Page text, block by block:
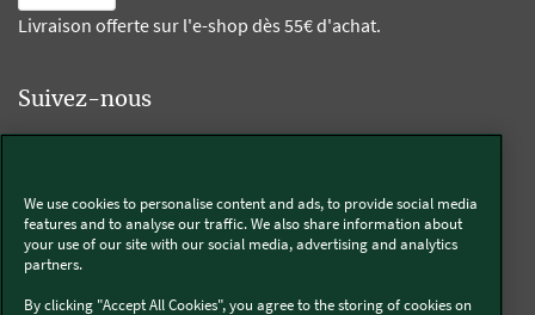
Livraison offerte sur l'e-shop dès 55€ d'achat.
Suivez-nous
Thermomix®
We use cookies to personalise content and ads, to provide social media
features and to analyse our traffic. We also share information about
your use of our site with our social media, advertising and analytics
partners.
By clicking "Accept All Cookies", you agree to the storing of cookies on